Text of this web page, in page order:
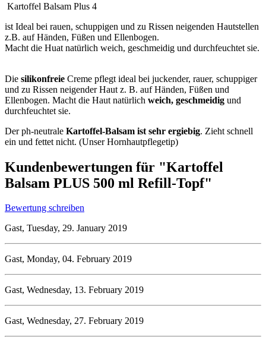
Kartoffel Balsam Plus 4
ist Ideal bei rauen, schuppigen und zu Rissen neigenden Hautstellen
z.B. auf Händen, Füßen und Ellenbogen.
Macht die Huat natürlich weich, geschmeidig und durchfeuchtet sie.
Die silikonfreie Creme pflegt ideal bei juckender, rauer, schuppiger
und zu Rissen neigender Haut z. B. auf Händen, Füßen und
Ellenbogen. Macht die Haut natürlich weich, geschmeidig und
durchfeuchtet sie.
Der ph-neutrale Kartoffel-Balsam ist sehr ergiebig. Zieht schnell
ein und fettet nicht. (Unser Hornhautpflegetip)
Kundenbewertungen für "Kartoffel
Balsam PLUS 500 ml Refill-Topf"
Bewertung schreiben
Gast, Tuesday, 29. January 2019
Gast, Monday, 04. February 2019
Gast, Wednesday, 13. February 2019
Gast, Wednesday, 27. February 2019